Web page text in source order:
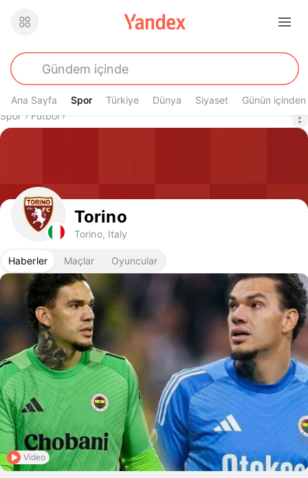
Ana Sayfa Spor
Spor Türkiye Dünya Siyaset Günün içinden
Buradasın
Spor› Futbol›
Torino
Torino, Italy
Haberler Maçlar Oyuncular
Video